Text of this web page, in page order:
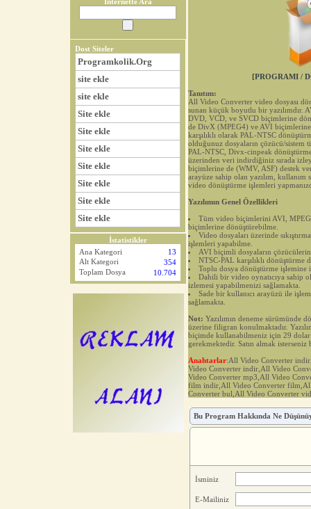
Dost Siteler
Programkolik.Org
site ekle
site ekle
Site ekle
Site ekle
Site ekle
Site ekle
Site ekle
Site ekle
Site ekle
İstatistikler
Ana Kategori
13
Alt Kategori
354
Toplam Dosya 10.704
[PROGRAMI /
Tanıtım:
All Video Converter video dosyası
sunan küçük boyutlu bir yazılımdır.
DVD, VCD, ve SVCD biçimlerine
de DivX (MPEG4) ve AVI biçimlerine
karşılıklı olarak PAL-NTSC
olduğunuz dosyaların çözücü/sistem
PAL-NTSC, Divx-cinpeak
üzerinden veri indirdiğiniz sırada
biçimlerine de (WMV, ASF) destek
arayüze sahip olan yazılım, kullanım
video dönüştürme işlemleri
Yazılımın Genel Özellikleri
Tüm video biçimlerini AVI,
biçimlerine dönüştürebilme.
Video dosyaları üzerinde
işlemleri yapabilme.
AVI biçimli dosyaların
NTSC-PAL karşılıklı dönüştürme
Toplu dosya dönüştürme işlemine
Dahili bir video oynatıcıya sahip
izlemesi yapabilmenizi sağlamakta.
Sade bir kullanıcı arayüzü ile
sağlamakta.
Not: Yazılımın deneme sürümünde
üzerine filigran konulmaktadır.
biçimde kullanabilmeniz için 29 dolar
gerekmektedir. Satın almak isterseniz
Anahtarlar:All Video Converter
Video Converter indir,All Video
Video Converter mp3,All Video
film indir,All Video Converter
Converter bul,All Video Converter
Bu Program Hakkında Ne
İsminiz
E-Mailiniz